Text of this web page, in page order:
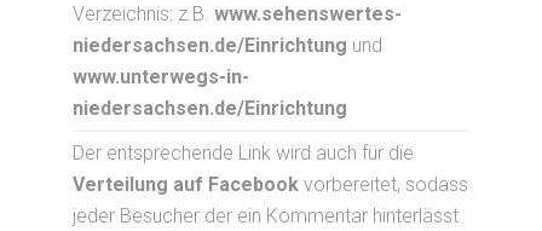
Verzeichnis: z.B. www.sehenswertes-
niedersachsen.de/Einrichtung und
www.unterwegs-in-
niedersachsen.de/Einrichtung
Der entsprechende Link wird auch für die
Verteilung auf Facebook vorbereitet, sodass
jeder Besucher der ein Kommentar hinterlässt